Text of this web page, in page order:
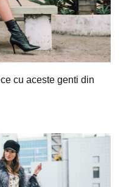
cu aceste genti din